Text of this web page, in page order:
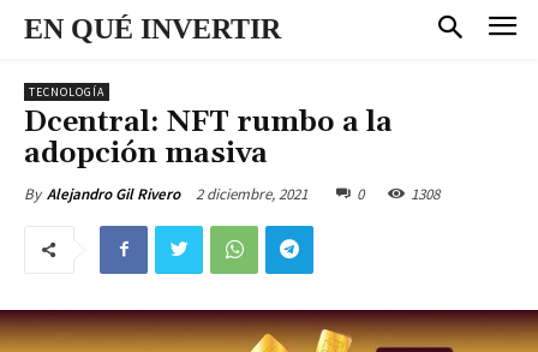
EN QUÉ INVERTIR
TECNOLOGÍA
Dcentral: NFT rumbo a la
adopción masiva
By Alejandro Gil Rivero 2 diciembre, 2021 0 1308